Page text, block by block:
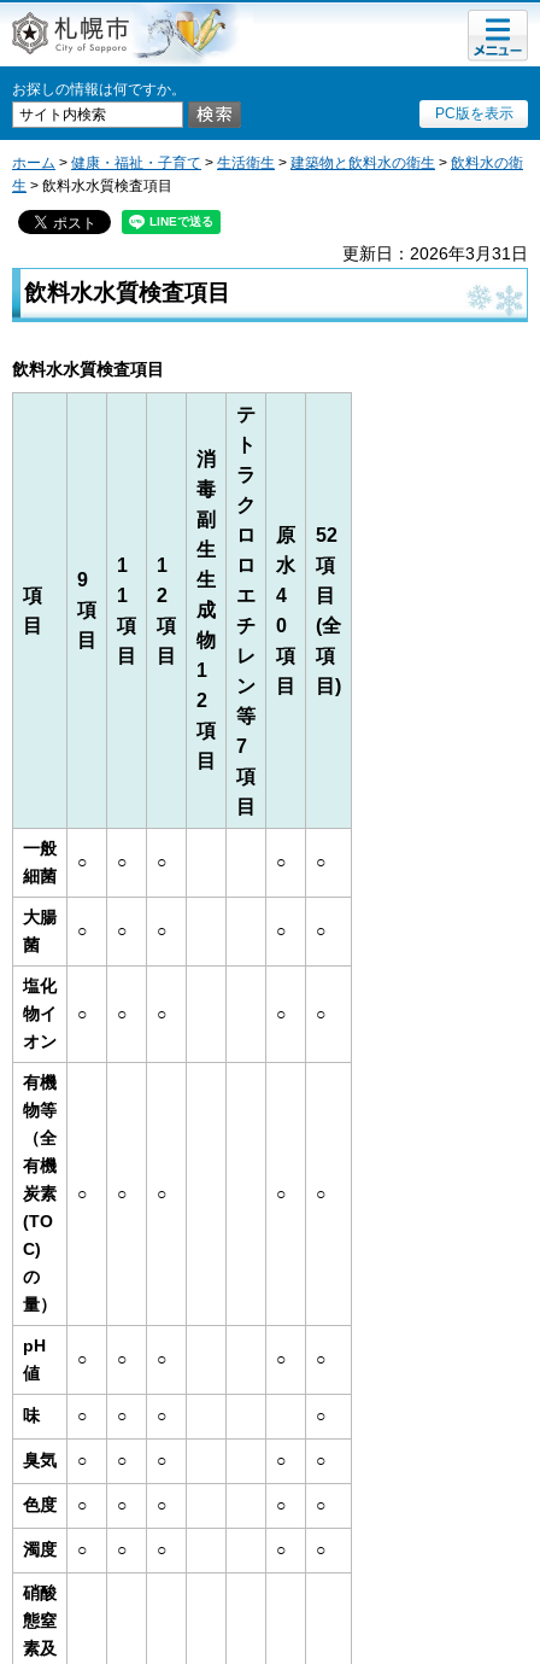
札幌市
お探しの情報は何ですか。
PC版を表示
メニュ
ー
ホーム > 健康・福祉・子育て > 生活衛生 > 建築物と飲料水の衛生 > 飲料水の衛
生 > 飲料水水質検査項目
更新日：2026年3月31日
飲料水水質検査項目
飲料水水質検査項目
項
目
9
項
目
1
1
項
目
1
2
項
目
消
毒
副
生
生
成
物
1
2
項
目
テ
ト
ラ
ク
ロ
ロ
エ
チ
レ
ン
等
7
項
目
原
水
4
0
項
目
52
項
目
(全
項
目)
一般
細菌
○ ○ ○ ○ ○
大腸
菌
○ ○ ○ ○ ○
塩化
物イ
オン
○ ○ ○ ○ ○
有機
物等
（全
有機
炭素
(TO
C)
の
量）
○ ○ ○ ○ ○
pH
値
○ ○ ○ ○ ○
味 ○ ○ ○ ○
臭気 ○ ○ ○ ○ ○
色度 ○ ○ ○ ○ ○
濁度 ○ ○ ○ ○ ○
硝酸
態窒
素及